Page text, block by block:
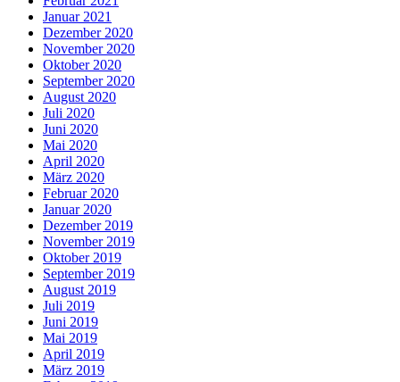
Januar 2021
Dezember 2020
November 2020
Oktober 2020
September 2020
August 2020
Juli 2020
Juni 2020
Mai 2020
April 2020
März 2020
Februar 2020
Januar 2020
Dezember 2019
November 2019
Oktober 2019
September 2019
August 2019
Juli 2019
Juni 2019
Mai 2019
April 2019
März 2019